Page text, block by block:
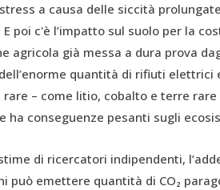
a causa delle siccità
poi c'è l’impatto sul suolo per la
agricola già messa a dura prova
quantità di rifiuti
rare – come litio, cobalto e terre
ha conseguenze pesanti sugli
di ricercatori indipendenti,
può emettere quantità di CO₂